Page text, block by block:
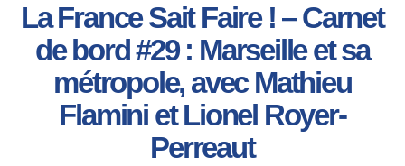
La France Sait Faire ! – Carnet
de bord #29 : Marseille et sa
métropole, avec Mathieu
Flamini et Lionel Royer-
Perreaut